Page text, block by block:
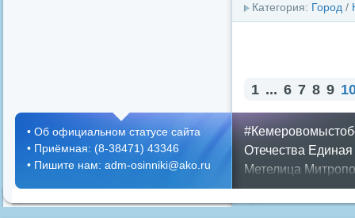
Категория: Город /
1 ... 6 7 8 9
Отечества
Метелица
Днем ЖКХ
Противопожарная
• Об официальном статусе сайта
• Приёмная: (8-38471) 43346
• Пишите нам: adm-osinniki@ako.ru